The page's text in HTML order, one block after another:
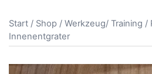
Start / Shop / Werkzeug/ Training /
Innenentgrater